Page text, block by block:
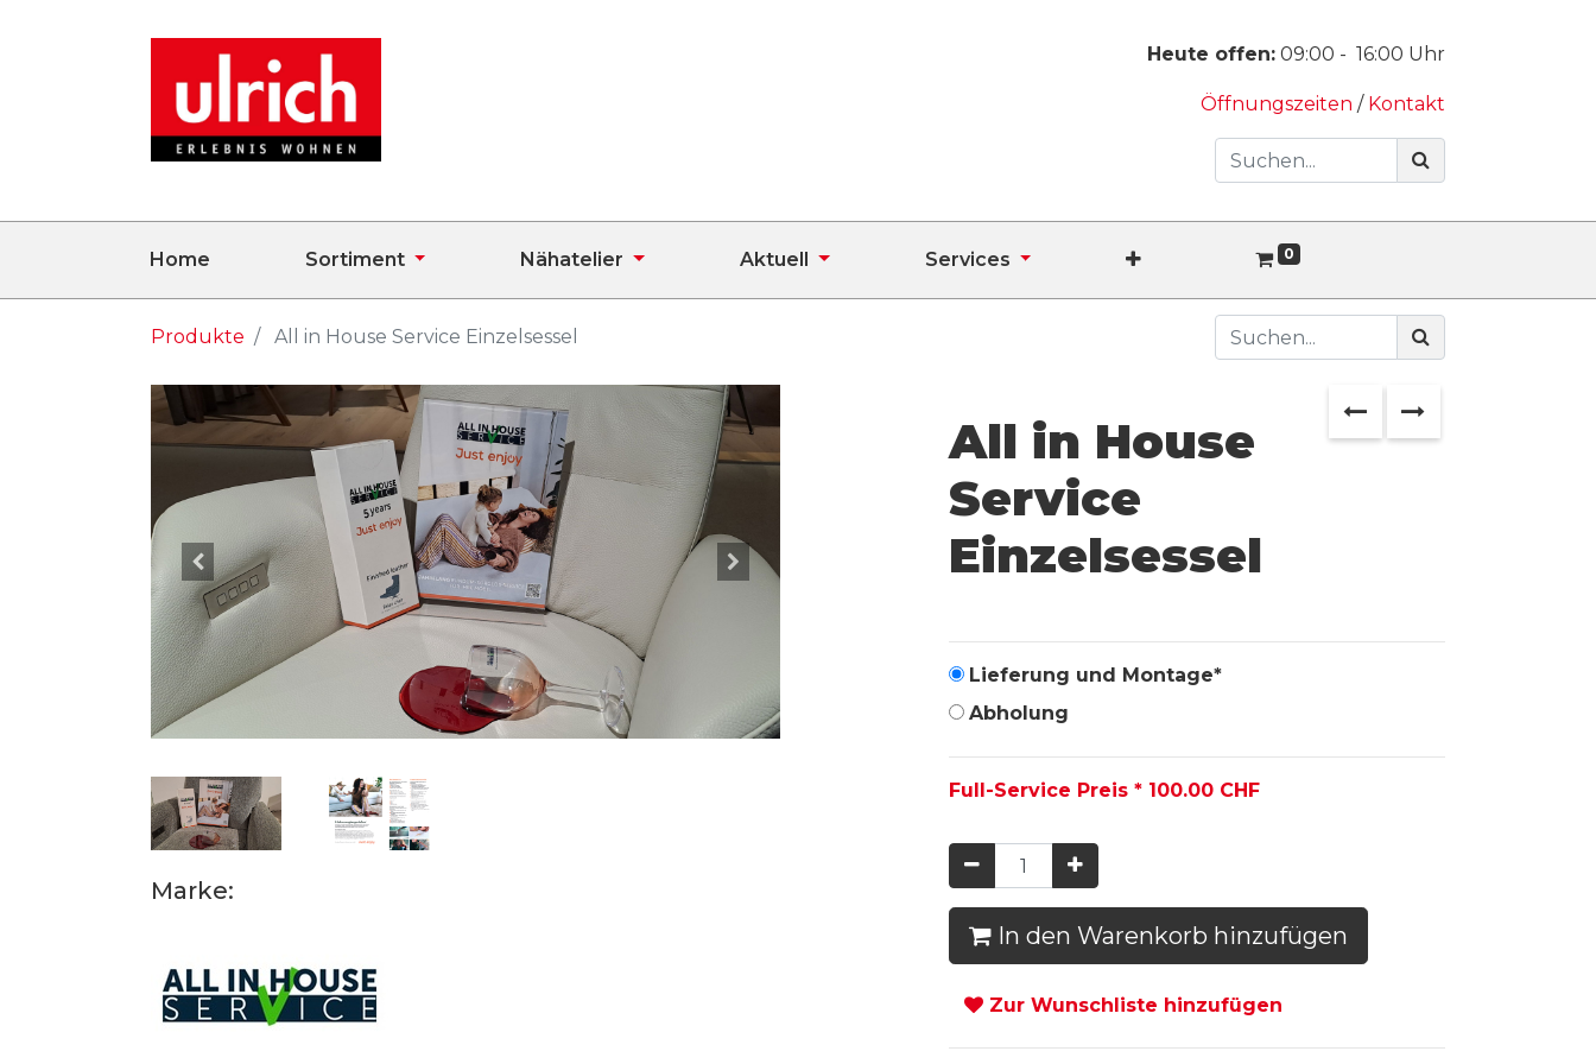
Heute offen: 09:00 - 16:00 Uhr
Öffnungszeiten / Kontakt
Home Sortiment Nähatelier Aktuell Services 0
Produkte All in House Service Einzelsessel
Marke:
All in House
Service
Einzelsessel
Lieferung und Montage*
Abholung
Full-Service Preis * 100.00 CHF
In den Warenkorb hinzufügen
Zur Wunschliste hinzufügen